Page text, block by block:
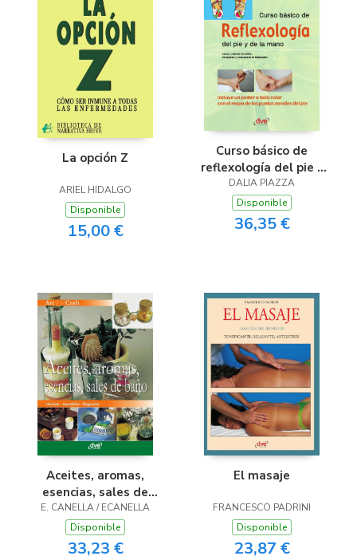
La opción Z
ARIEL HIDALGO
Disponible
15,00 €
Curso básico de
reflexología del pie y
de la mano
DALIA PIAZZA
Disponible
36,35 €
Aceites, aromas,
esencias, sales de
baño
E. CANELLA / ECANELLA
Disponible
33,23 €
El masaje
FRANCESCO PADRINI
Disponible
23,87 €